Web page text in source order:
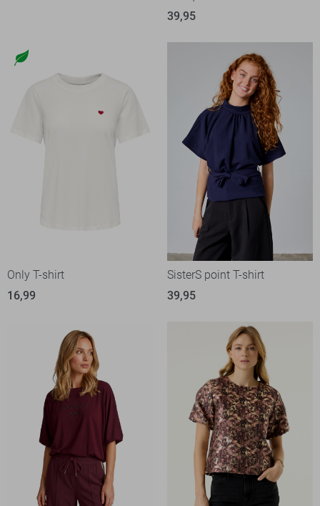
39,95
Only T-shirt
16,99
SisterS point T-shirt
39,95